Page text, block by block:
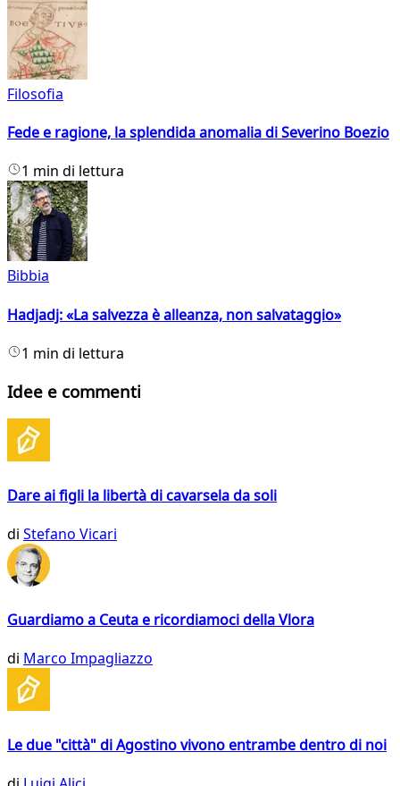
Filosofia
Fede e ragione, la splendida anomalia di Severino Boezio
1 min di lettura
Bibbia
Hadjadj: «La salvezza è alleanza, non salvataggio»
1 min di lettura
Idee e commenti
Dare ai figli la libertà di cavarsela da soli
di Stefano Vicari
Guardiamo a Ceuta e ricordiamoci della Vlora
di Marco Impagliazzo
Le due "città" di Agostino vivono entrambe dentro di noi